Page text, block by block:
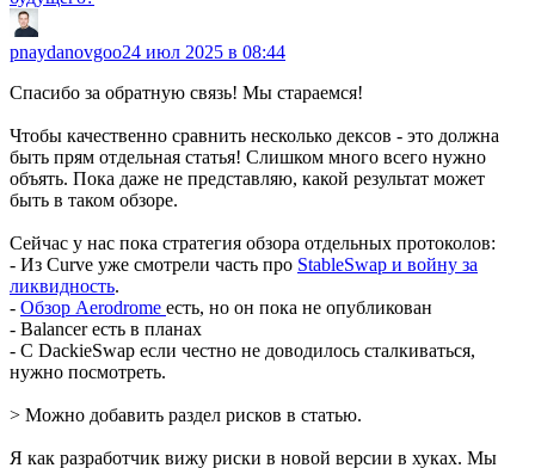
pnaydanovgoo24 июл 2025 в 08:44
Спасибо за обратную связь! Мы стараемся!
Чтобы качественно сравнить несколько дексов - это должна
быть прям отдельная статья! Слишком много всего нужно
объять. Пока даже не представляю, какой результат может
быть в таком обзоре.
Сейчас у нас пока стратегия обзора отдельных протоколов:
- Из Curve уже смотрели часть про StableSwap и войну за
ликвидность.
- Обзор Aerodrome есть, но он пока не опубликован
- Balancer есть в планах
- С DackieSwap если честно не доводилось сталкиваться,
нужно посмотреть.
> Можно добавить раздел рисков в статью.
Я как разработчик вижу риски в новой версии в хуках. Мы